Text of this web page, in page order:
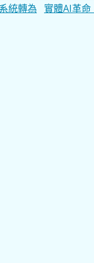
統轉為 實體AI革